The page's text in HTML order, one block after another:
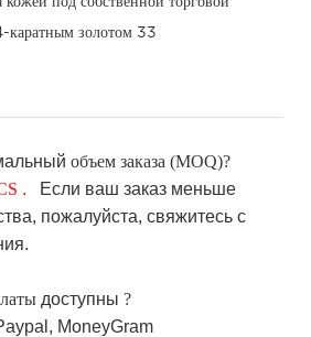
объем заказа (MOQ)?
. Если ваш заказ меньше
пожалуйста, свяжитесь с
доступны ?
MoneyGram